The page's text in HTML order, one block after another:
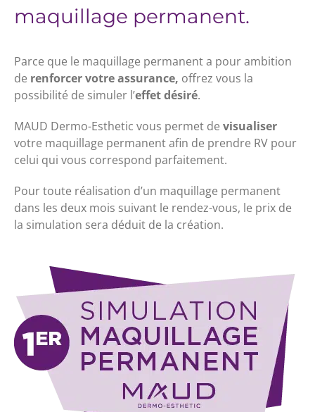
maquillage permanent.
Parce que le maquillage permanent a pour ambition
de renforcer votre assurance, offrez vous la
possibilité de simuler l’effet désiré.
MAUD Dermo-Esthetic vous permet de visualiser
votre maquillage permanent afin de prendre RV pour
celui qui vous correspond parfaitement.
Pour toute réalisation d’un maquillage permanent
dans les deux mois suivant le rendez-vous, le prix de
la simulation sera déduit de la création.